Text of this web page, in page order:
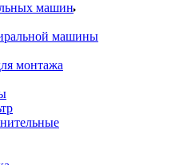
машин
машины
монтажа